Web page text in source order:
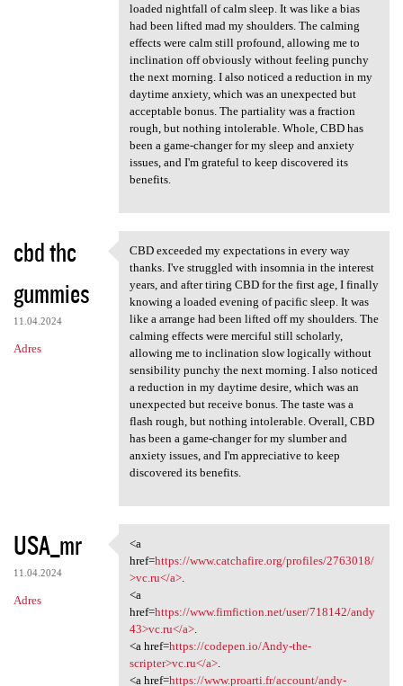
loaded nightfall of calm sleep. It was like a bias
had been lifted mad my shoulders. The calming
effects were calm still profound, allowing me to
inclination off obviously without feeling punchy
the next morning. I also noticed a reduction in my
daytime anxiety, which was an unexpected but
acceptable bonus. The partiality was a fraction
rough, but nothing intolerable. Whole, CBD has
been a game-changer for my sleep and anxiety
issues, and I'm grateful to keep discovered its
benefits.
cbd thc
gummies
11.04.2024
Adres
CBD exceeded my expectations
CBD exceeded my expectations in every way
thanks. I've struggled with insomnia in the interest
years, and after tiring CBD for the first age, I finally
knowing a loaded evening of pacific sleep. It was
like a arrange had been lifted off my shoulders. The
calming effects were merciful still scholarly,
allowing me to inclination slow logically without
sensibility punchy the next morning. I also noticed
a reduction in my daytime desire, which was an
unexpected but receive bonus. The taste was a
flash rough, but nothing intolerable. Overall, CBD
has been a game-changer for my slumber and
anxiety issues, and I'm appreciative to keep
discovered its benefits.
USA_mr
11.04.2024
Adres
<a href=https://www
<a
href=https://www.catchafire.org/profiles/2763018/
>vc.ru</a>.
<a
href=https://www.fimfiction.net/user/718142/andy
43>vc.ru</a>.
<a href=https://codepen.io/Andy-the-
scripter>vc.ru</a>.
<a href=https://www.proarti.fr/account/andy-